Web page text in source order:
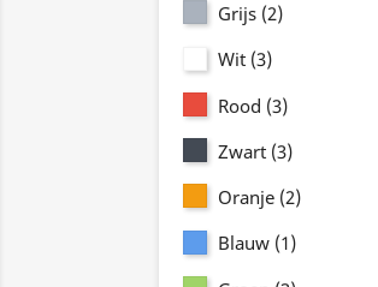
Grijs (2)
Wit (3)
Rood (3)
Zwart (3)
Oranje (2)
Blauw (1)